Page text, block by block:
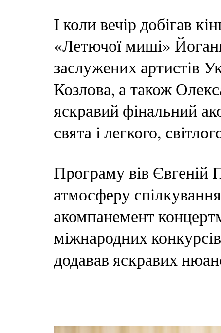
І коли вечір добігав
«Летючої миші»
заслужених артистів
Козлова, а також
яскравий фінальний
свята і легкого,
Програму вів
атмосферу
акомпанемент
міжнародних
додавав яскравих